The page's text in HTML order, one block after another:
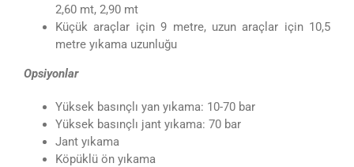
2,60 mt, 2,90 mt
Küçük araçlar için 9 metre, uzun araçlar için 10,5
metre yıkama uzunluğu
Opsiyonlar
Yüksek basınçlı yan yıkama: 10-70 bar
Yüksek basınçlı jant yıkama: 70 bar
Jant yıkama
Köpüklü ön yıkama